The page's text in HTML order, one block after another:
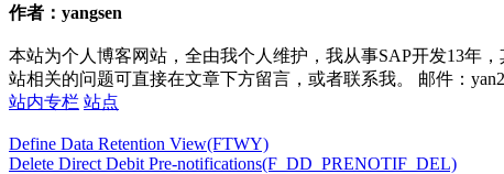
作者：yangsen
本站为个人博客网站，全由我个人维护，我从事SAP开发13年
站相关的问题可直接在文章下方留言，或者联系我。 邮件：
站内专栏 站点
Define Data Retention View(FTWY)
Delete Direct Debit Pre-notifications(F_DD_PRENOTIF_DEL)